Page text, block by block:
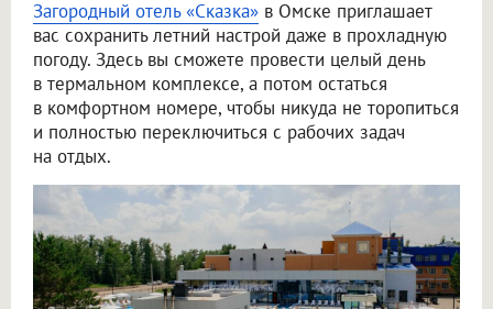
Загородный отель «Сказка» в Омске приглашает
вас сохранить летний настрой даже в прохладную
погоду. Здесь вы сможете провести целый день
в термальном комплексе, а потом остаться
в комфортном номере, чтобы никуда не торопиться
и полностью переключиться с рабочих задач
на отдых.